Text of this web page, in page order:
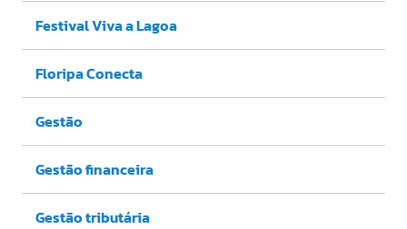
Festival Viva a Lagoa
Floripa Conecta
Gestão
Gestão financeira
Gestão tributária